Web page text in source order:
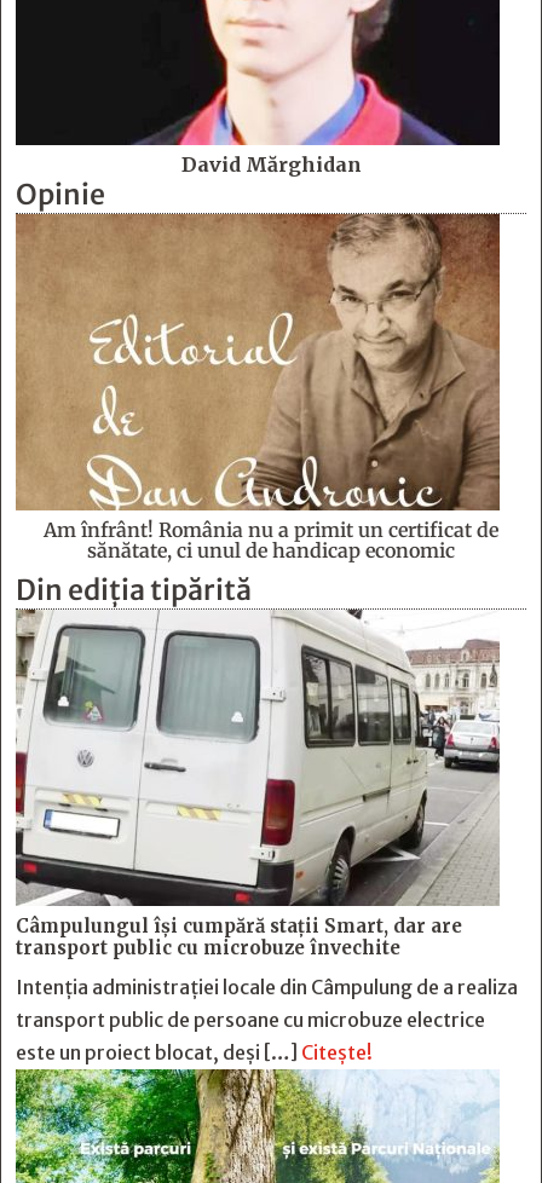
David Mărghidan
Opinie
Am înfrânt! România nu a primit un certificat de
sănătate, ci unul de handicap economic
Din ediția tipărită
Câmpulungul îşi cumpără staţii Smart, dar are
transport public cu microbuze învechite
Intenția administrației locale din Câmpulung de a realiza
transport public de persoane cu microbuze electrice
este un proiect blocat, deși […] Citește!